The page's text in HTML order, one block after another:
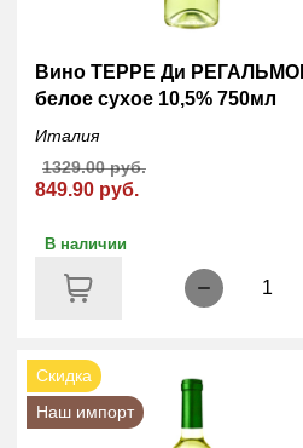
Вино ТЕРРЕ Ди
белое сухое 10,5% 750мл
Италия
849.90 руб.
1329.00 руб.
В наличии
1
Скидка
Наш импорт